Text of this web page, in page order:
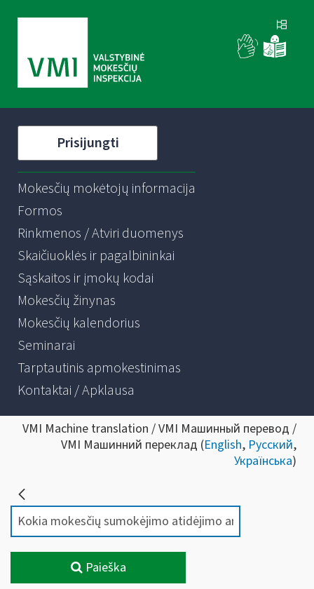
Prisijungti
Mokesčių mokėtojų informacija
Formos
Rinkmenos / Atviri duomenys
Skaičiuoklės ir pagalbininkai
Sąskaitos ir įmokų kodai
Mokesčių žinynas
Mokesčių kalendorius
Seminarai
Tarptautinis apmokestinimas
Kontaktai / Apklausa
VMI Machine translation / VMI Машинный перевод /
VMI Машинний переклад (English, Русский,
Українська)
Paieška